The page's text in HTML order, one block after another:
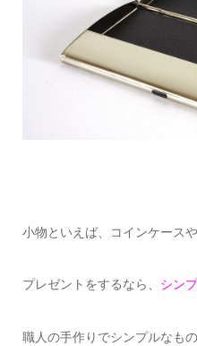
小物といえば、コインケースや
プレゼントをするなら、 シン
職人の手作りでシンプルなも